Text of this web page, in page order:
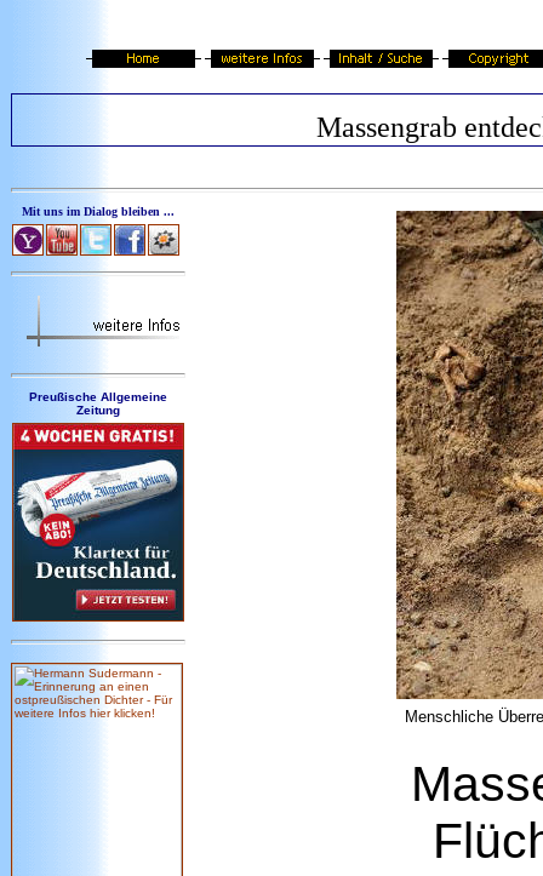
Massengrab
Mit uns im Dialog bleiben ...
Preußische Allgemeine
Zeitung
Menschliche